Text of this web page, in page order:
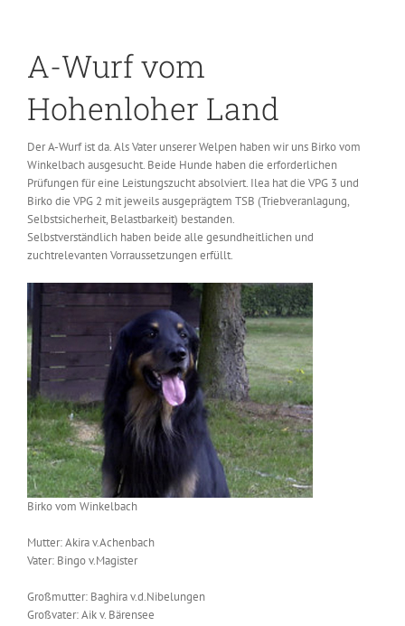
A-Wurf vom
Hohenloher Land
Der A-Wurf ist da. Als Vater unserer Welpen haben wir uns Birko vom
Winkelbach ausgesucht. Beide Hunde haben die erforderlichen
Prüfungen für eine Leistungszucht absolviert. Ilea hat die VPG 3 und
Birko die VPG 2 mit jeweils ausgeprägtem TSB (Triebveranlagung,
Selbstsicherheit, Belastbarkeit) bestanden.
Selbstverständlich haben beide alle gesundheitlichen und
zuchtrelevanten Vorraussetzungen erfüllt.
Birko vom Winkelbach
Mutter: Akira v.Achenbach
Vater: Bingo v.Magister
Großmutter: Baghira v.d.Nibelungen
Großvater: Aik v. Bärensee